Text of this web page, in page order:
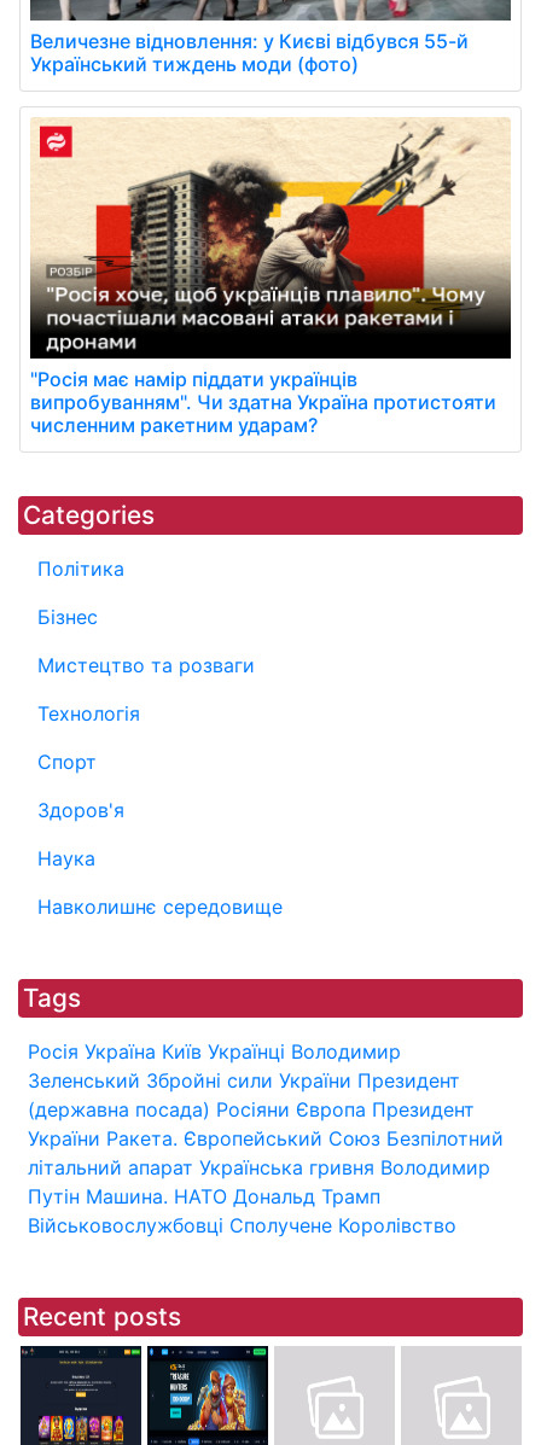
Величезне відновлення: у Києві відбувся 55-й
Український тиждень моди (фото)
"Росія має намір піддати українців
випробуванням". Чи здатна Україна протистояти
численним ракетним ударам?
Categories
Політика
Бізнес
Мистецтво та розваги
Технологія
Спорт
Здоров'я
Наука
Навколишнє середовище
Tags
Росія Україна Київ Українці Володимир
Зеленський Збройні сили України Президент
(державна посада) Росіяни Європа Президент
України Ракета. Європейський Союз Безпілотний
літальний апарат Українська гривня Володимир
Путін Машина. НАТО Дональд Трамп
Військовослужбовці Сполучене Королівство
Recent posts